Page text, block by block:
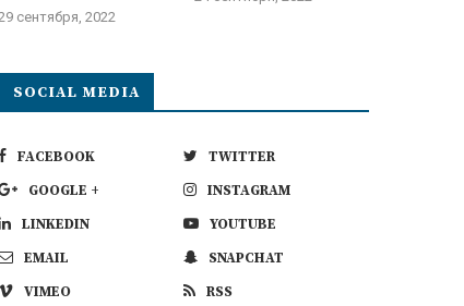
сентября, 2022
SOCIAL MEDIA
FACEBOOK
TWITTER
GOOGLE +
INSTAGRAM
LINKEDIN
YOUTUBE
EMAIL
SNAPCHAT
VIMEO
RSS